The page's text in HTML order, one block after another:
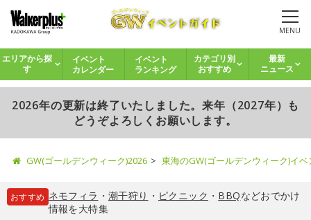
MENU
エリアから探
す
イベント
カレンダー
イベント
ランキング
カテゴリ別
おすすめ
最新
ニュース
2026年の更新は終了いたしました。来年（2027年）も
どうぞよろしくお願いします。
GW(ゴールデンウィーク)2026 東海のGW(ゴールデンウィーク)イ
おすすめ ネモフィラ ・ 潮干狩り ・ ピクニック ・ BBQなどおでかけ
情報を大特集